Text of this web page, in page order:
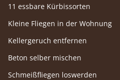
11 essbare Kürbissorten
Kleine Fliegen in der Wohnung
Kellergeruch entfernen
Beton selber mischen
Schmeißfliegen loswerden